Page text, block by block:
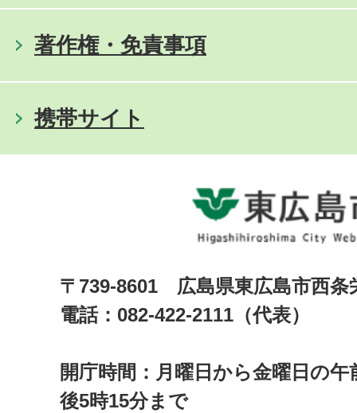
著作権・免責事項
携帯サイト
〒739-8601 広島県東広島市西
電話：082-422-2111（代表）
開庁時間：月曜日から金曜日の午
後5時15分まで